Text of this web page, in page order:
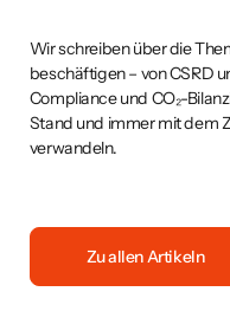
Wir schreiben über die
beschäftigen – von CSRD
Compliance und CO₂-
Stand und immer mit dem
verwandeln.
Zu allen Artikeln